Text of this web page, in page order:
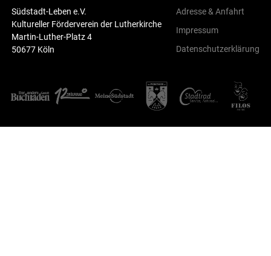
Südstadt-Leben e.V.
Kultureller Förderverein der Lutherkirche
Martin-Luther-Platz 4
50677 Köln
Adresse & Anfahrt
Impressum
Datenschutzerklärung